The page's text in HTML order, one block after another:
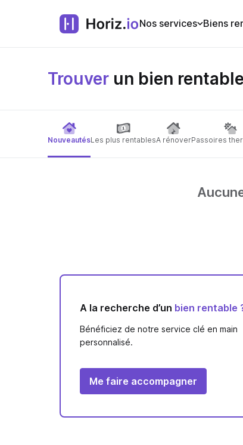
Nos services Biens
Trouver un bien rentable
NouveautésLes plus rentablesA rénoverPassoires
A la recherche d’un bien rentable
Bénéficiez de notre service clé en main
personnalisé.
Me faire accompagner